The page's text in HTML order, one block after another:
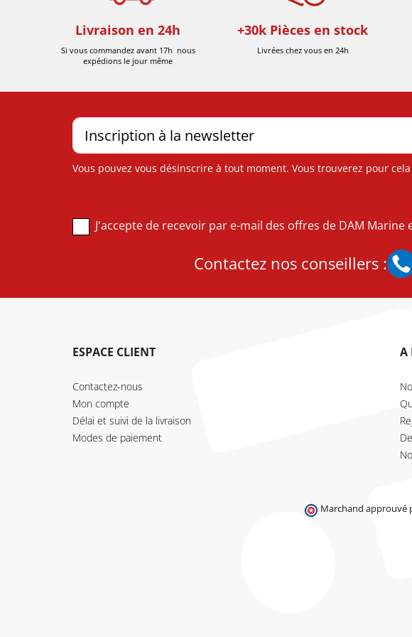
Livraison en 24h
Si vous commandez avant 17h nous
expédions le jour même
+30k Pièces en stock
Livrées chez vous en 24h
Vous pouvez vous désinscrire à tout moment. Vous trouverez pour
J'accepte de recevoir par e-mail des offres de DAM Marine
Contactez nos conseillers :
ESPACE CLIENT
Contactez-nous
Mon compte
Délai et suivi de la livraison
Modes de paiement
A
Marchand approuvé